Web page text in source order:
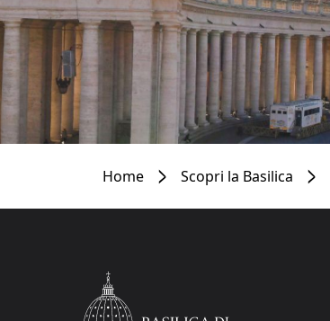
Home Scopri la Basilica